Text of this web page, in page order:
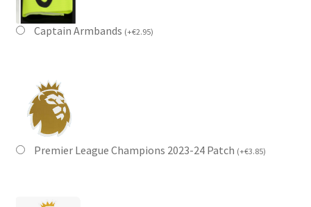
Captain Armbands (+€2.95)
Premier League Champions 2023-24 Patch (+€3.85)